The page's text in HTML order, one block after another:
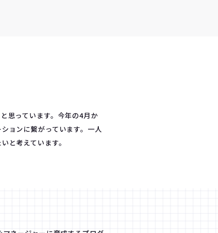
思っています。今年の4月か
ョンに繋がっています。一人
と考えています。